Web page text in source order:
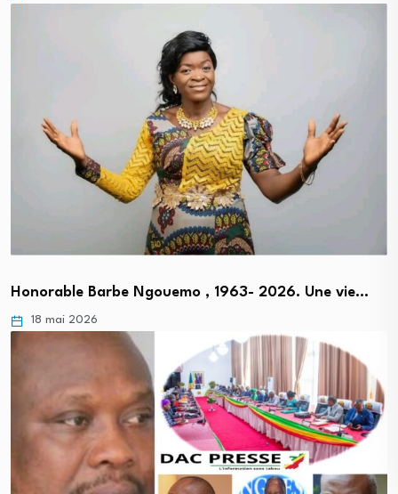
Honorable Barbe Ngouemo , 1963- 2026. Une vie…
18 mai 2026